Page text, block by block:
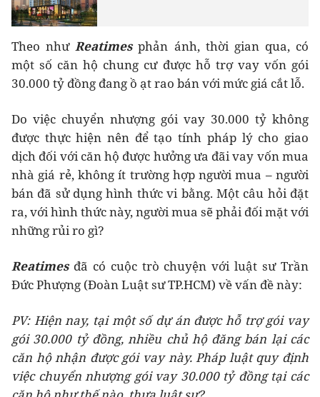
Theo nhưReatimesphản ánh, thời gian qua, có
một số căn hộ chung cư được hỗ trợ vay vốn gói
30.000 tỷ đồng đang ồ ạt rao bán với mức giá cắt lỗ.
Do việc chuyển nhượng gói vay 30.000 tỷ không
được thực hiện nên để tạo tính pháp lý cho giao
dịch đối với căn hộ được hưởng ưa đãi vay vốn mua
nhà giá rẻ, không ít trường hợp người mua – người
bán đã sử dụng hình thức vi bằng. Một câu hỏi đặt
ra, với hình thức này, người mua sẽ phải đối mặt với
những rủi ro gì?
Reatimesđã có cuộc trò chuyện với luật sư Trần
Đức Phượng (Đoàn Luật sư TP.HCM) về vấn đề này:
PV: Hiện nay, tại một số dự án được hỗ trợ gói vay
gói 30.000 tỷ đồng, nhiều chủ hộ đăng bán lại các
căn hộ nhận được gói vay này. Pháp luật quy định
việc chuyển nhượng gói vay 30.000 tỷ đồng tại các